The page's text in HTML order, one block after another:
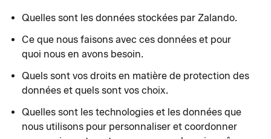
Quelles sont les données stockées par Zalando.
Ce que nous faisons avec ces données et pour
quoi nous en avons besoin.
Quels sont vos droits en matière de protection des
données et quels sont vos choix.
Quelles sont les technologies et les données que
nous utilisons pour personnaliser et coordonner